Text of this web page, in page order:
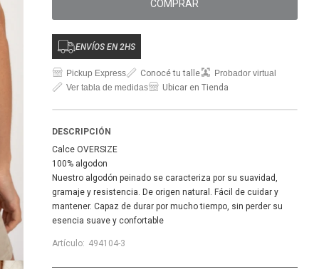
COMPRAR
ENVÍOS EN 2HS
Pickup Express Conocé tu talle
Probador virtual
Ver tabla de medidas
Ubicar en Tienda
DESCRIPCIÓN
Calce OVERSIZE
100% algodon
Nuestro algodón peinado se caracteriza por su suavidad,
gramaje y resistencia. De origen natural. Fácil de cuidar y
mantener. Capaz de durar por mucho tiempo, sin perder su
esencia suave y confortable
494104-3